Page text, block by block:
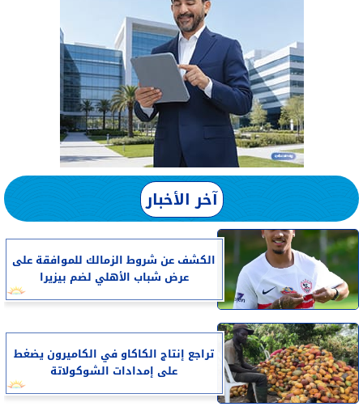
آخر الأخبار
الكشف عن شروط الزمالك للموافقة على
عرض شباب الأهلي لضم بيزيرا
تراجع إنتاج الكاكاو في الكاميرون يضغط
على إمدادات الشوكولاتة